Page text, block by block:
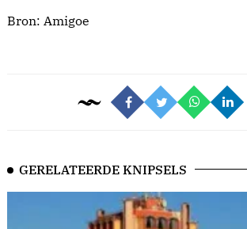
Bron: Amigoe
GERELATEERDE KNIPSELS